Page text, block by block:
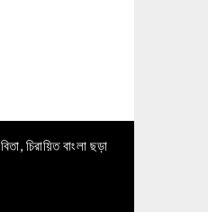
চিরায়িত বাংলা ছড়া